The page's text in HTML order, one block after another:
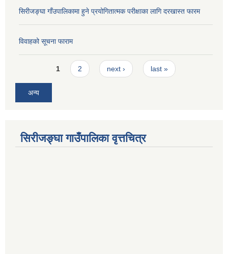
सिरीजङ्घा गाँउपालिकामा हुने प्रयोगितात्मक परीक्षाका लागि दरखास्त फारम
विवाहको सूचना फाराम
Pages1 2 next › last »
अन्य
सिरीजङ्घा गाउँपालिका वृत्तचित्र